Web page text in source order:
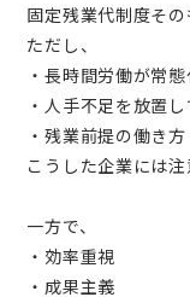
固定残業代制度その
ただし、
・長時間労働が常
・人手不足を放置し
・残業前提の働き方
こうした企業には注
一方で、
・効率重視
・成果主義